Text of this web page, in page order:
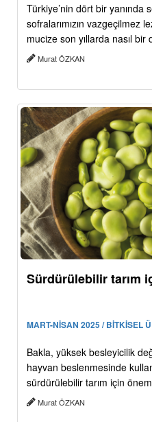
Türkiye’nin dört bir yanında
sofralarımızın vazgeçilmez
mucize son yıllarda nasıl bir
Murat ÖZKAN
Sürdürülebilir tarım
MART-NİSAN 2025 / BİTKİSEL
Bakla, yüksek besleyicilik
hayvan beslenmesinde
sürdürülebilir tarım için
Murat ÖZKAN